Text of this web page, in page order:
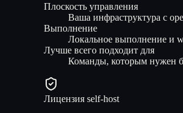
Плоскость управления
Ваша инфраструктура с
Выполнение
Локальное выполнение и
Лучше всего подходит для
Команды, которым нужен
Лицензия self-host